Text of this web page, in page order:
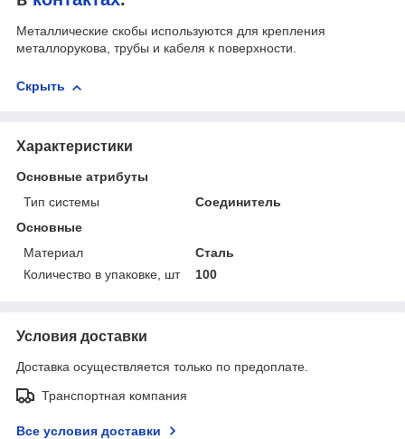
Металлические скобы используются для крепления
металлорукова, трубы и кабеля к поверхности.
Скрыть
Характеристики
Основные атрибуты
Тип системы
Соединитель
Основные
Материал
Сталь
Количество в упаковке, шт
100
Условия доставки
Доставка осуществляется только по предоплате.
Транспортная компания
Все условия доставки